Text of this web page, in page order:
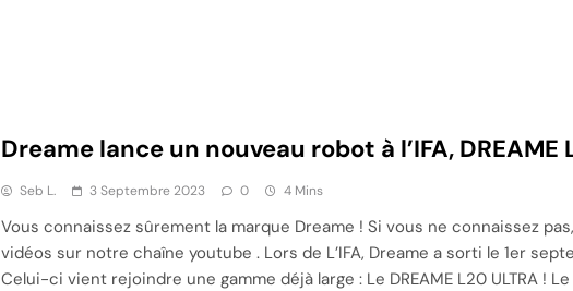
Dreame lance un nouveau robot à l’IFA, DREAME
Seb L. 3 Septembre 2023 0 4 Mins
Vous connaissez sûrement la marque Dreame ! Si vous ne connaissez
vidéos sur notre chaîne youtube . Lors de L’IFA, Dreame a sorti le 1er
Celui-ci vient rejoindre une gamme déjà large : Le DREAME L20 ULTRA !